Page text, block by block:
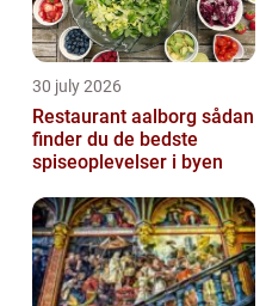
30 july 2026
Restaurant aalborg sådan
finder du de bedste
spiseoplevelser i byen